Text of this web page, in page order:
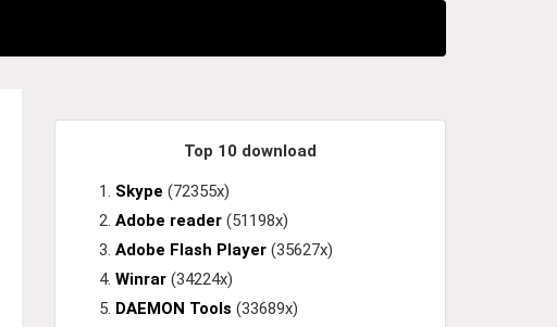
Top 10 download
Skype (72355x)
Adobe reader (51198x)
Adobe Flash Player (35627x)
Winrar (34224x)
DAEMON Tools (33689x)